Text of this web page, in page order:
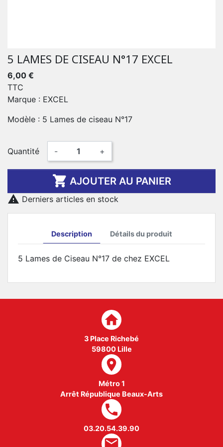
5 LAMES DE CISEAU N°17 EXCEL
6,00 €
TTC
Marque : EXCEL
Modèle : 5 Lames de ciseau N°17
Quantité - +
 AJOUTER AU PANIER
 Derniers articles en stock
Description Détails du produit
5 Lames de Ciseau N°17 de chez EXCEL
home
3 Place Richebé
59800 Lille
room
Métro 1
Arrêt République Beaux-Arts
local_phone
03.20.54.39.90
mail